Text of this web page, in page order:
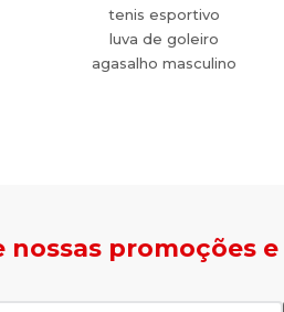
tenis esportivo
luva de goleiro
agasalho masculino
promoções e